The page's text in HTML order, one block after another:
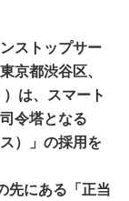
ストップサー
京都渋谷区、
は、スマート
令塔となる
）」の採用を
先にある「正当